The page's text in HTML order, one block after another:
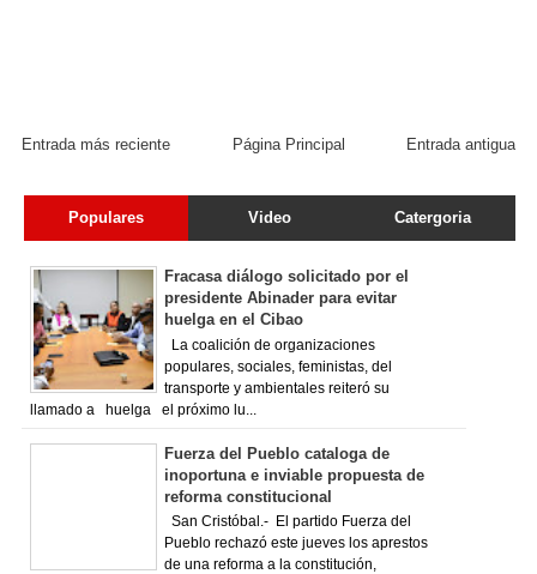
Entrada más reciente Entrada antigua
Página Principal
Populares Video Catergoria
Fracasa diálogo solicitado por el
presidente Abinader para evitar
huelga en el Cibao
La coalición de organizaciones
populares, sociales, feministas, del
transporte y ambientales reiteró su
llamado a huelga el próximo lu...
Fuerza del Pueblo cataloga de
inoportuna e inviable propuesta de
reforma constitucional
San Cristóbal.- El partido Fuerza del
Pueblo rechazó este jueves los aprestos
de una reforma a la constitución,